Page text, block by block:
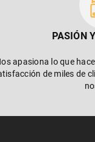
PASIÓN
apasiona lo que
de miles de